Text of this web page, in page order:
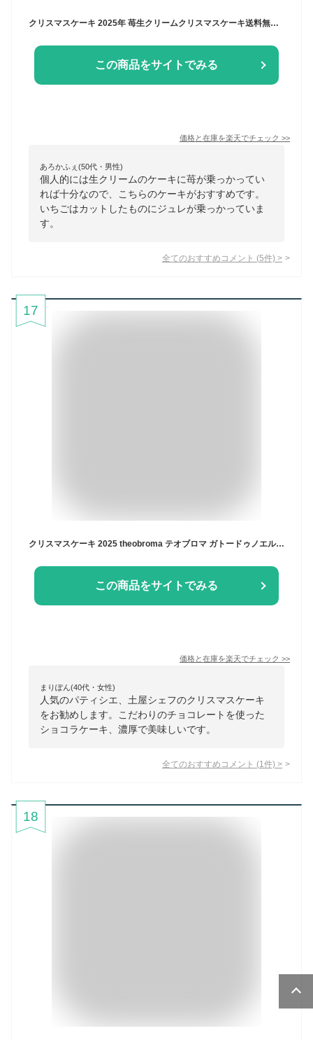
クリスマスケーキ 2025年 苺生クリームクリスマスケーキ送料無料 サイズは4号12cm2人分、5号15cm4人分、6号18cm6～8人分、7号21cm8～10人分 クリスマスギフト
この商品をサイトでみる
価格と在庫を楽天でチェック >>
あろかふぇ(50代・男性)
個人的には生クリームのケーキに苺が乗っかってい
れば十分なので、こちらのケーキがおすすめです。
いちごはカットしたものにジュレが乗っかっていま
す。
全てのおすすめコメント (5件) >
17
クリスマスケーキ 2025 theobroma テオブロマ ガトードゥノエル オ ショコラ 4号 ホールケーキ メーカー直送 冷凍便 お届け日12/23～12/25 チョコレートケーキ クリスマス 人気 おすすめ プレゼント お取り寄せスイーツ 高級 ギフト JGS 送料無料
この商品をサイトでみる
価格と在庫を楽天でチェック >>
まりぽん(40代・女性)
人気のパティシエ、土屋シェフのクリスマスケーキ
をお勧めします。こだわりのチョコレートを使った
ショコラケーキ、濃厚で美味しいです。
全てのおすすめコメント (1 件) >
18